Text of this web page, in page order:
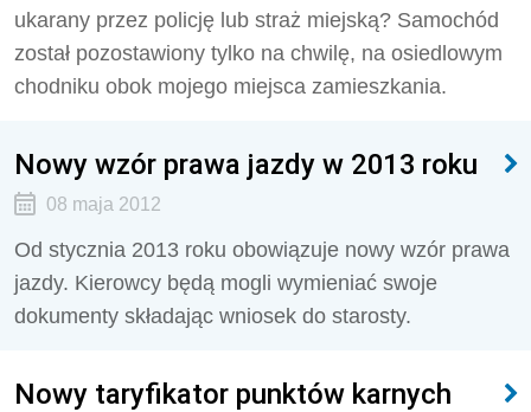
ukarany przez policję lub straż miejską? Samochód
został pozostawiony tylko na chwilę, na osiedlowym
chodniku obok mojego miejsca zamieszkania.
Nowy wzór prawa jazdy w 2013 roku
08 maja 2012
Od stycznia 2013 roku obowiązuje nowy wzór prawa
jazdy. Kierowcy będą mogli wymieniać swoje
dokumenty składając wniosek do starosty.
Nowy taryfikator punktów karnych